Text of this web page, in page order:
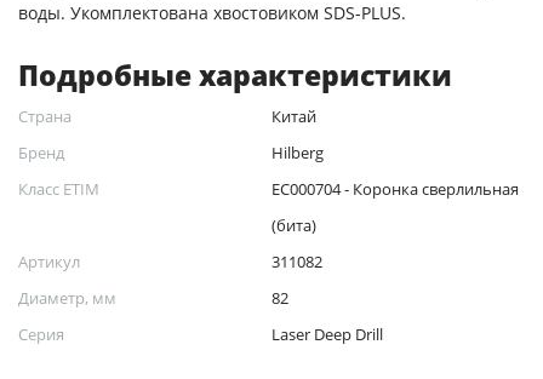
воды. Укомплектована хвостовиком SDS-PLUS.
Подробные характеристики
Страна
Китай
Бренд
Hilberg
Класс ETIM
EC000704 - Коронка сверлильная
(бита)
Артикул
311082
Диаметр, мм
82
Серия
Laser Deep Drill